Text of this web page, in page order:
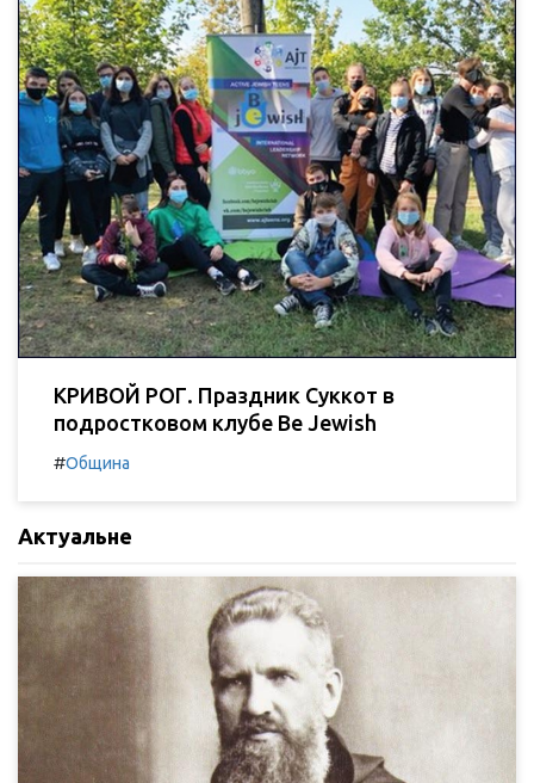
КРИВОЙ РОГ. Праздник Суккот в
подростковом клубе Be Jewish
#Община
Актуальне